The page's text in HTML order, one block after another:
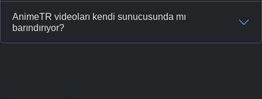
AnimeTR videoları kendi sunucusunda mı
barındırıyor?